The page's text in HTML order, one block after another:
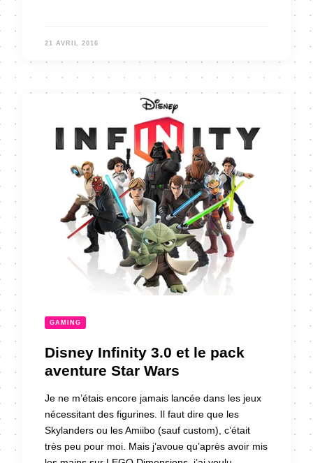
21 AVRIL 2016
GAMING
Disney Infinity 3.0 et le pack
aventure Star Wars
Je ne m’étais encore jamais lancée dans les jeux
nécessitant des figurines. Il faut dire que les
Skylanders ou les Amiibo (sauf custom), c’était
très peu pour moi. Mais j’avoue qu’après avoir mis